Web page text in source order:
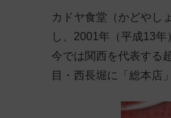
カドヤ食堂（かどやし
し、2001年（平成13
今では関西を代表する
目・西長堀に「総本店